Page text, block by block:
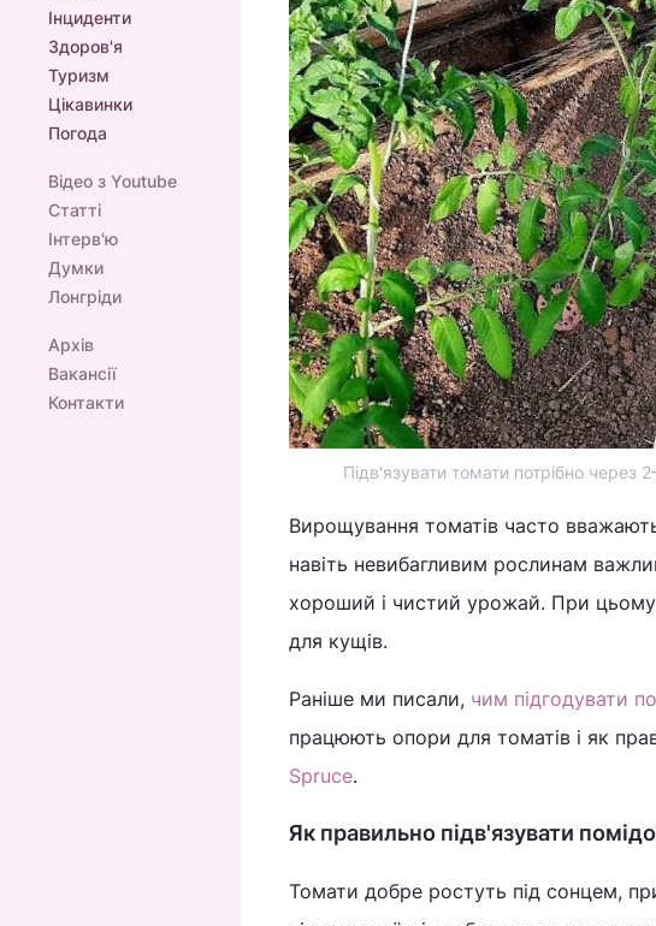
Інциденти
Здоров'я
Туризм
Цікавинки
Погода
Відео з Youtube
Статті
Інтерв'ю
Думки
Лонгріди
Архів
Вакансії
Контакти
Підв'язувати томати потрібно через
Вирощування томатів часто
навіть невибагливим рослинам
хороший і чистий урожай. При
для кущів.
Раніше ми писали, чим підгодувати
працюють опори для томатів і як
Spruce.
Як правильно підв'язувати
Томати добре ростуть під сонцем,